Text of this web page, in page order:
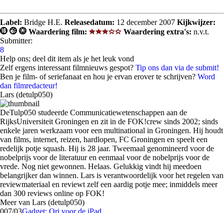
Label: Bridge H.E. Releasedatum: 12 december 2007 Kijkwijzer:
Waardering film:
Waardering extra's: n.v.t.
Submitter:
8
Help ons; deel dit item als je het leuk vond
Zelf ergens interessant filmnieuws gespot? Tip ons dan via de submit!
Ben je film- of seriefanaat en hou je ervan erover te schrijven? Word
dan filmredacteur!
Lars (detulp050)
DeTulp050 studeerde Communicatiewetenschappen aan de
RijksUniversiteit Groningen en zit in de FOK!crew sinds 2002; sinds
enkele jaren werkzaam voor een multinational in Groningen. Hij houdt
van films, internet, reizen, hardlopen, FC Groningen en speelt een
redelijk potje squash. Hij is 28 jaar. Tweemaal genomineerd voor de
nobelprijs voor de literatuur en eenmaal voor de nobelprijs voor de
vrede. Nog niet gewonnen. Helaas. Gelukkig vindt hij meedoen
belangrijker dan winnen. Lars is verantwoordelijk voor het regelen van
reviewmateriaal en reviewt zelf een aardig potje mee; inmiddels meer
dan 300 reviews online op FOK!
Meer van Lars (detulp050)
007/03Gadget: Ori voor de iPad